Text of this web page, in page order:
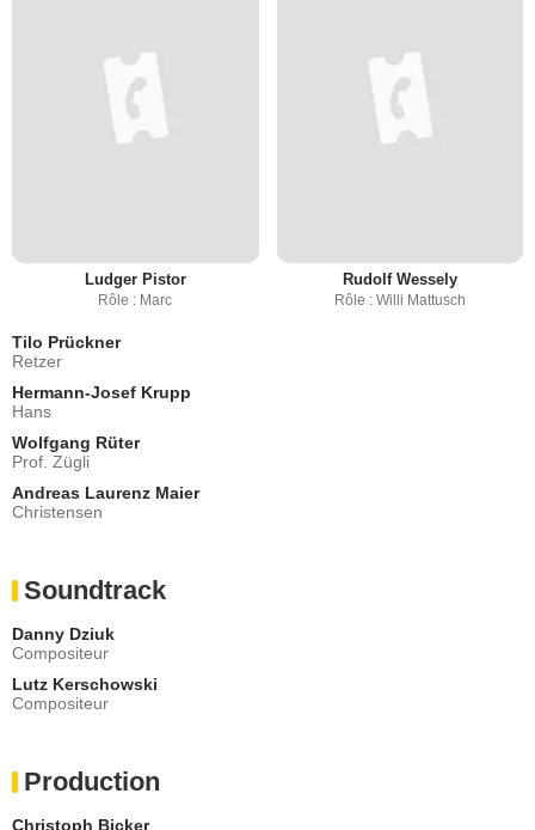
Ludger Pistor
Rôle : Marc
Rudolf Wessely
Rôle : Willi Mattusch
Tilo Prückner
Retzer
Hermann-Josef Krupp
Hans
Wolfgang Rüter
Prof. Zügli
Andreas Laurenz Maier
Christensen
Soundtrack
Danny Dziuk
Compositeur
Lutz Kerschowski
Compositeur
Production
Christoph Bicker